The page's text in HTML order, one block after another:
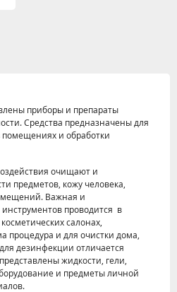
приборы и препараты
Средства предназначены для
и обработки
очищают и
предметов, кожу человека,
Важная и
проводится в
салонах,
процедура и для очистки дома,
дезинфекции отличается
жидкости, гели,
и предметы личной